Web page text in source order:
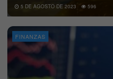
5 DE AGOSTO DE 2023 596
FINANZAS